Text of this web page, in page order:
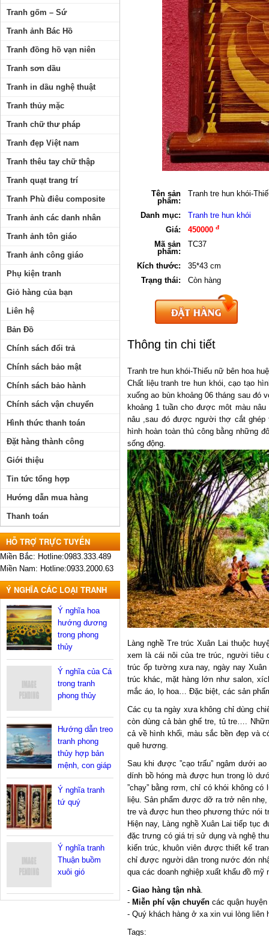
Tên sản
phẩm:
Tranh tre hun khói-
Danh mục:
Tranh tre hun khói
Giá:
450000 đ
Mã sản
phẩm:
TC37
Kích thước:
35*43 cm
Trạng thái:
Còn hàng
Thông tin chi tiết
Tranh tre hun khói-Thiếu nữ bên hoa
Chất liệu tranh tre hun khói, cạo tạo
xuống ao bùn khoảng 06 tháng sau đó
khoảng 1 tuần cho được môt màu
nâu ,sau đó được người thợ cắt ghép
hình hoàn toàn thủ công bằng những
sống động.
Làng nghề Tre trúc Xuân Lai thuộc
xem là cái nôi của tre trúc, người tiêu
trúc ốp tường xưa nay, ngày nay
trúc khác, mặt hàng lớn như salon,
mắc áo, lọ hoa… Đặc biệt, các sản
Các cụ ta ngày xưa không chỉ dùng
còn dùng cả bàn ghế tre, tủ tre….
cả về hình khối, màu sắc bền đẹp và
quê hương.
Sau khi được ”cạo trấu” ngâm dưới
dính bồ hóng mà được hun trong lò
”chạy” bằng rơm, chỉ có khói không
liệu. Sản phẩm được dỡ ra trở nên
tre và được hun theo phương thức nói
Hiện nay, Làng nghề Xuân Lai tiếp tục
đặc trưng có giá trị sử dụng và nghệ
kiến trúc, khuôn viên được thiết kế
chỉ được người dân trong nước đón
qua các doanh nghiệp xuất khẩu đồ mỹ
- Giao hàng tận nhà
- Miễn phí vận chuyển các quận
- Quý khách hàng ở xa xin vui lòng
Tags:
Tranh gốm – Sứ
Tranh ảnh Bác Hồ
Tranh đồng hồ vạn niên
Tranh sơn dầu
Tranh in dầu nghệ thuật
Tranh thủy mặc
Tranh chữ thư pháp
Tranh đẹp Việt nam
Tranh thêu tay chữ thập
Tranh quạt trang trí
Tranh Phù điêu composite
Tranh ảnh các danh nhân
Tranh ảnh tôn giáo
Tranh ảnh công giáo
Phụ kiện tranh
Giỏ hàng của bạn
Liên hệ
Bản Đồ
Chính sách đổi trả
Chính sách bảo mật
Chính sách bảo hành
Chính sách vận chuyển
Hình thức thanh toán
Đặt hàng thành công
Giới thiệu
Tin tức tổng hợp
Hướng dẫn mua hàng
Thanh toán
HỖ TRỢ TRỰC TUYẾN
Miền Bắc: Hotline:0983.333.489
Miền Nam: Hotline:0933.2000.63
Ý NGHĨA CÁC LOẠI TRANH
Ý nghĩa hoa
hướng dương
trong phong
thủy
Ý nghĩa của Cá
trong tranh
phong thủy
Hướng dẫn treo
tranh phong
thủy hợp bản
mệnh, con giáp
Ý nghĩa tranh
tứ quý
Ý nghĩa tranh
Thuận buồm
xuôi gió